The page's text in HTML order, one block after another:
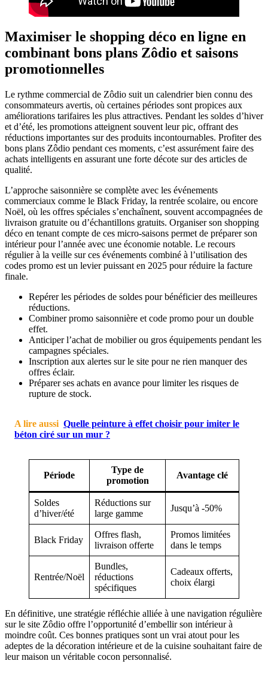
Maximiser le shopping déco en ligne en
combinant bons plans Zôdio et saisons
promotionnelles
Le rythme commercial de Zôdio suit un calendrier bien connu des
consommateurs avertis, où certaines périodes sont propices aux
améliorations tarifaires les plus attractives. Pendant les soldes d’hiver
et d’été, les promotions atteignent souvent leur pic, offrant des
réductions importantes sur des produits incontournables. Profiter des
bons plans Zôdio pendant ces moments, c’est assurément faire des
achats intelligents en assurant une forte décote sur des articles de
qualité.
L’approche saisonnière se complète avec les événements
commerciaux comme le Black Friday, la rentrée scolaire, ou encore
Noël, où les offres spéciales s’enchaînent, souvent accompagnées de
livraison gratuite ou d’échantillons gratuits. Organiser son shopping
déco en tenant compte de ces micro-saisons permet de préparer son
intérieur pour l’année avec une économie notable. Le recours
régulier à la veille sur ces événements combiné à l’utilisation des
codes promo est un levier puissant en 2025 pour réduire la facture
finale.
Repérer les périodes de soldes pour bénéficier des meilleures
réductions.
Combiner promo saisonnière et code promo pour un double
effet.
Anticiper l’achat de mobilier ou gros équipements pendant les
campagnes spéciales.
Inscription aux alertes sur le site pour ne rien manquer des
offres éclair.
Préparer ses achats en avance pour limiter les risques de
rupture de stock.
A lire aussi Quelle peinture à effet choisir pour imiter le
béton ciré sur un mur ?
Période
Type de
promotion
Avantage clé
Soldes
d’hiver/été
Réductions sur
large gamme
Jusqu’à -50%
Black Friday
Offres flash,
livraison offerte
Promos limitées
dans le temps
Rentrée/Noël
Bundles,
réductions
spécifiques
Cadeaux offerts,
choix élargi
En définitive, une stratégie réfléchie alliée à une navigation régulière
sur le site Zôdio offre l’opportunité d’embellir son intérieur à
moindre coût. Ces bonnes pratiques sont un vrai atout pour les
adeptes de la décoration intérieure et de la cuisine souhaitant faire de
leur maison un véritable cocon personnalisé.